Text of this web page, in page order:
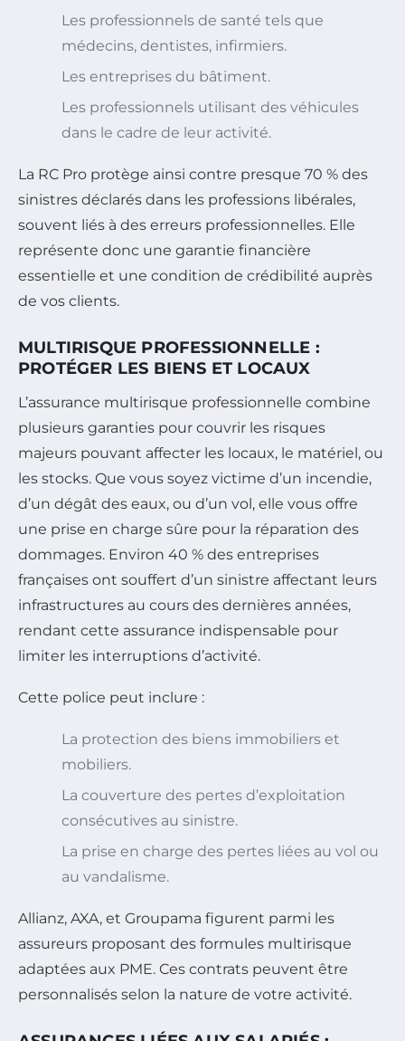
Les professionnels de santé tels que
médecins, dentistes, infirmiers.
Les entreprises du bâtiment.
Les professionnels utilisant des véhicules
dans le cadre de leur activité.
La RC Pro protège ainsi contre presque 70 % des
sinistres déclarés dans les professions libérales,
souvent liés à des erreurs professionnelles. Elle
représente donc une garantie financière
essentielle et une condition de crédibilité auprès
de vos clients.
MULTIRISQUE PROFESSIONNELLE :
PROTÉGER LES BIENS ET LOCAUX
L’assurance multirisque professionnelle combine
plusieurs garanties pour couvrir les risques
majeurs pouvant affecter les locaux, le matériel, ou
les stocks. Que vous soyez victime d’un incendie,
d’un dégât des eaux, ou d’un vol, elle vous offre
une prise en charge sûre pour la réparation des
dommages. Environ 40 % des entreprises
françaises ont souffert d’un sinistre affectant leurs
infrastructures au cours des dernières années,
rendant cette assurance indispensable pour
limiter les interruptions d’activité.
Cette police peut inclure :
La protection des biens immobiliers et
mobiliers.
La couverture des pertes d’exploitation
consécutives au sinistre.
La prise en charge des pertes liées au vol ou
au vandalisme.
Allianz, AXA, et Groupama figurent parmi les
assureurs proposant des formules multirisque
adaptées aux PME. Ces contrats peuvent être
personnalisés selon la nature de votre activité.